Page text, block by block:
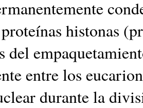
histonas
del
entre los
durante la